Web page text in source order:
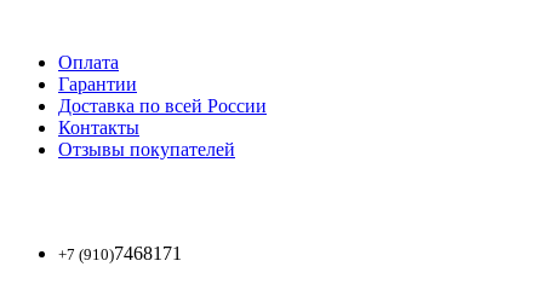
Оплата
Гарантии
Доставка по всей России
Контакты
Отзывы покупателей
+7 (910)7468171